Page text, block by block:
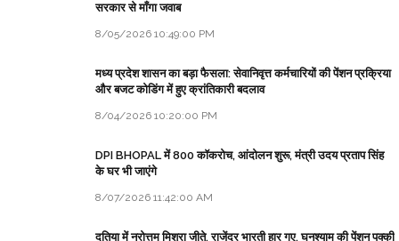
सरकार से माँगा जवाब
8/05/2026 10:49:00 PM
मध्य प्रदेश शासन का बड़ा फैसला: सेवानिवृत्त कर्मचारियों की पेंशन प्रक्रिया
और बजट कोडिंग में हुए क्रांतिकारी बदलाव
8/04/2026 10:20:00 PM
DPI BHOPAL में 800 कॉकरोच, आंदोलन शुरू, मंत्री उदय प्रताप सिंह
के घर भी जाएंगे
8/07/2026 11:42:00 AM
दतिया में नरोत्तम मिश्रा जीते, राजेंद्र भारती हार गए, घनश्याम की पेंशन पक्की